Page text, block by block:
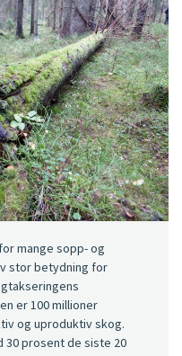
mange sopp- og
stor betydning for
er 100 millioner
og uproduktiv skog.
30 prosent de siste 20